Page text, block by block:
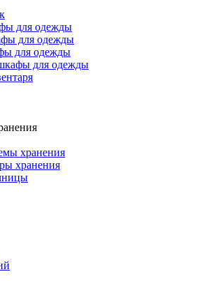
для одежды
для одежды
для одежды
для одежды
хранения
хранения